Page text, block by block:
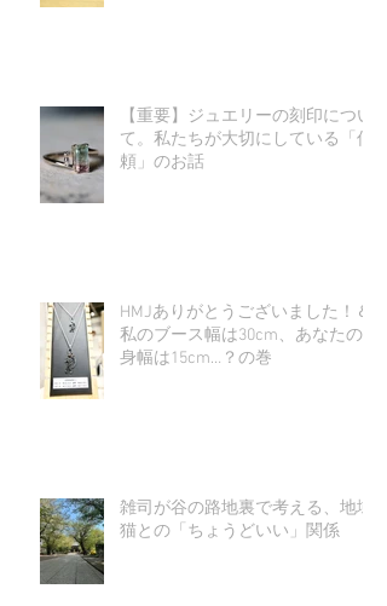
【重要】ジュエリーの刻印につい
て。私たちが大切にしている「信
頼」のお話
HMJありがとうございました！＆
私のブース幅は30cm、あなたの
身幅は15cm…？の巻
雑司が谷の路地裏で考える、地域
猫との「ちょうどいい」関係